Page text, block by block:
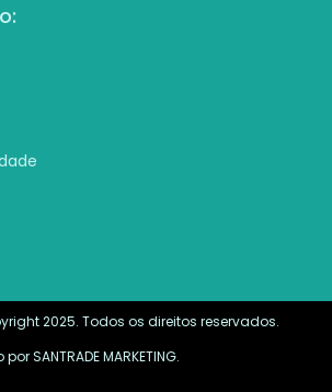
2025. Todos os direitos reservados.
porSANTRADE MARKETING.